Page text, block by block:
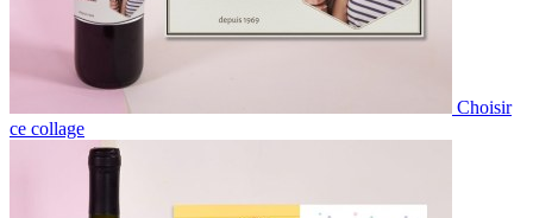
Choisir
ce collage